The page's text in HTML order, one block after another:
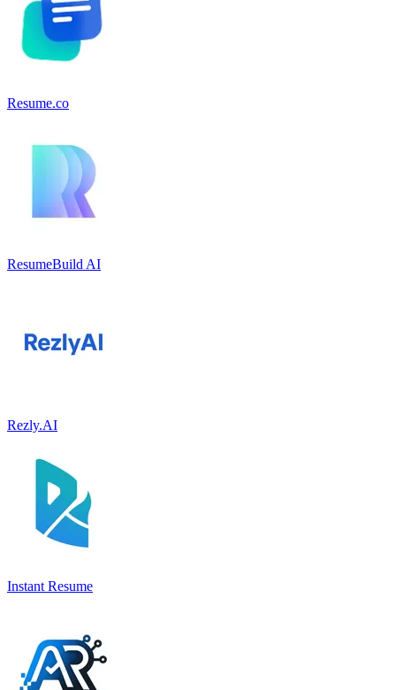
Resume.co
ResumeBuild AI
Rezly.AI
Instant Resume